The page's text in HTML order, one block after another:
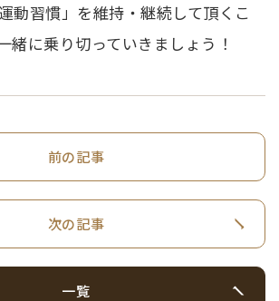
動習慣」を維持・継続して頂くこ
緒に乗り切っていきましょう！
前の記事
次の記事
一覧